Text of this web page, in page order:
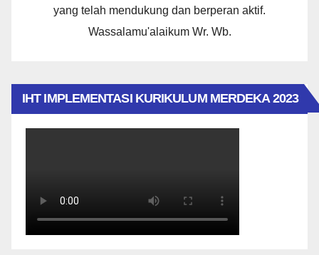
yang telah mendukung dan berperan aktif.
Wassalamu'alaikum Wr. Wb.
IHT IMPLEMENTASI KURIKULUM MERDEKA 2023